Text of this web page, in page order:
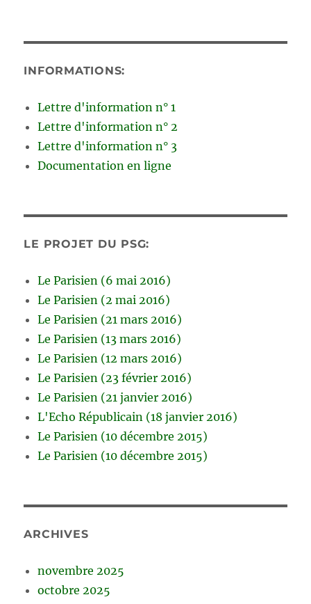
INFORMATIONS:
Lettre d'information n° 1
Lettre d'information n° 2
Lettre d'information n° 3
Documentation en ligne
LE PROJET DU PSG:
Le Parisien (6 mai 2016)
Le Parisien (2 mai 2016)
Le Parisien (21 mars 2016)
Le Parisien (13 mars 2016)
Le Parisien (12 mars 2016)
Le Parisien (23 février 2016)
Le Parisien (21 janvier 2016)
L'Echo Républicain (18 janvier 2016)
Le Parisien (10 décembre 2015)
Le Parisien (10 décembre 2015)
ARCHIVES
novembre 2025
octobre 2025